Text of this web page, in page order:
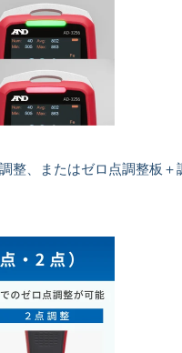
整、またはゼロ点調整板＋